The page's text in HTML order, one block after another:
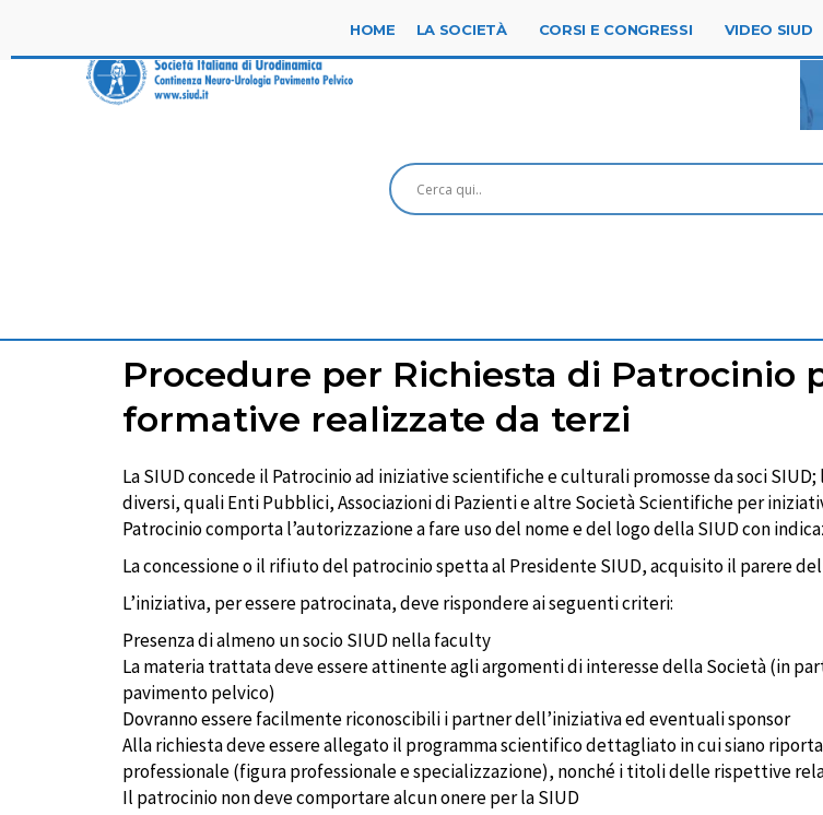
HOME LA SOCIETÀ CORSI E CONGRESSI VIDEO SIUD
Procedure per Richiesta di Patrocinio
formative realizzate da terzi
La SIUD concede il Patrocinio ad iniziative scientifiche e culturali promosse da soci
diversi, quali Enti Pubblici, Associazioni di Pazienti e altre Società Scientifiche per
Patrocinio comporta l’autorizzazione a fare uso del nome e del logo della SIUD con
La concessione o il rifiuto del patrocinio spetta al Presidente SIUD, acquisito il parere
L’iniziativa, per essere patrocinata, deve rispondere ai seguenti criteri:
Presenza di almeno un socio SIUD nella faculty
La materia trattata deve essere attinente agli argomenti di interesse della Società (in
pavimento pelvico)
Dovranno essere facilmente riconoscibili i partner dell’iniziativa ed eventuali sponsor
Alla richiesta deve essere allegato il programma scientifico dettagliato in cui siano
professionale (figura professionale e specializzazione), nonché i titoli delle rispettive
Il patrocinio non deve comportare alcun onere per la SIUD